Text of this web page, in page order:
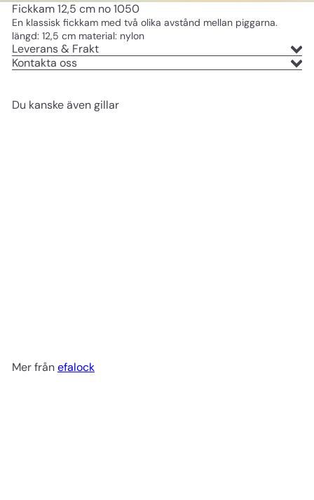
Fickkam 12,5 cm no 1050
En klassisk fickkam med två olika avstånd mellan piggarna.
längd: 12,5 cm material: nylon
Leverans & Frakt
Kontakta oss
Du kanske även gillar
Mer frånefalock